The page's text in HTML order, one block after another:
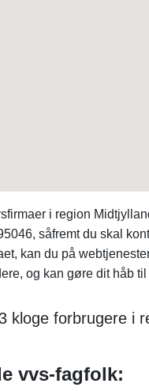
i region
såfremt du skal
kan du på
og kan gøre dit håb
kloge forbrugere i
vvs-fagfolk: